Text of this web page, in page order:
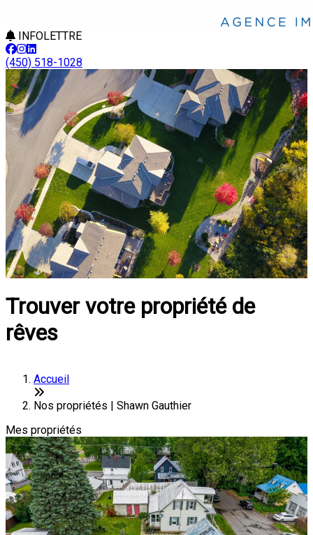
INFOLETTRE
(450) 518-1028
Trouver votre propriété de
rêves
Accueil
Nos propriétés | Shawn Gauthier
Mes propriétés